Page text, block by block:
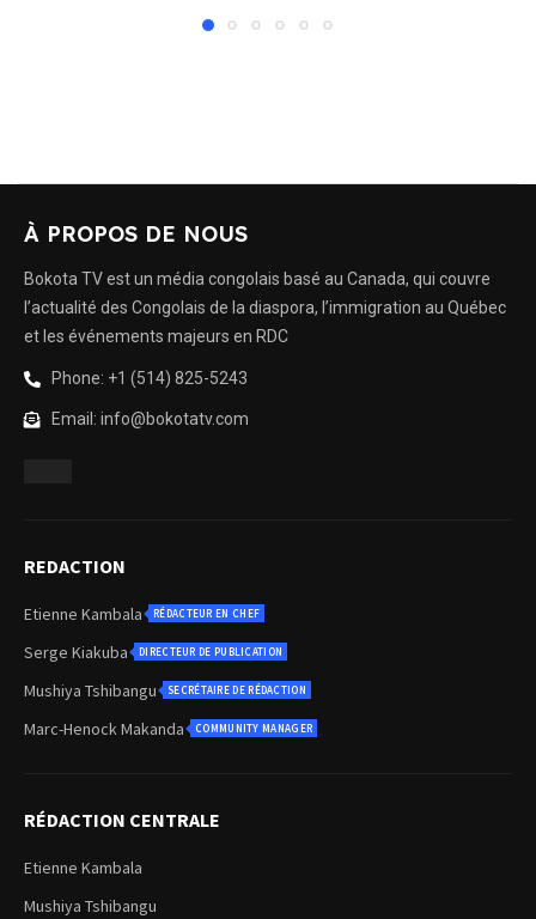
À PROPOS DE NOUS
Bokota TV est un média congolais basé au Canada, qui couvre
l’actualité des Congolais de la diaspora, l’immigration au Québec
et les événements majeurs en RDC
Phone: +1 (514) 825-5243
Email: info@bokotatv.com
REDACTION
Etienne Kambala RÉDACTEUR EN CHEF
Serge Kiakuba DIRECTEUR DE PUBLICATION
Mushiya Tshibangu SECRÉTAIRE DE RÉDACTION
Marc-Henock Makanda COMMUNITY MANAGER
RÉDACTION CENTRALE
Etienne Kambala
Mushiya Tshibangu